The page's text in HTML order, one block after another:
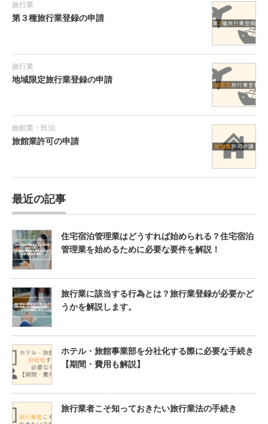
旅行業
第３種旅行業登録の申請
旅行業
地域限定旅行業登録の申請
旅館業・民泊
旅館業許可の申請
最近の記事
住宅宿泊管理業はどうすれば始められる？住宅宿泊
管理業を始めるために必要な要件を解説！
旅行業に該当する行為とは？旅行業登録が必要かど
うかを解説します。
ホテル・旅館事業部を分社化する際に必要な手続き
【期間・費用も解説】
旅行業者こそ知っておきたい旅行業法の手続き